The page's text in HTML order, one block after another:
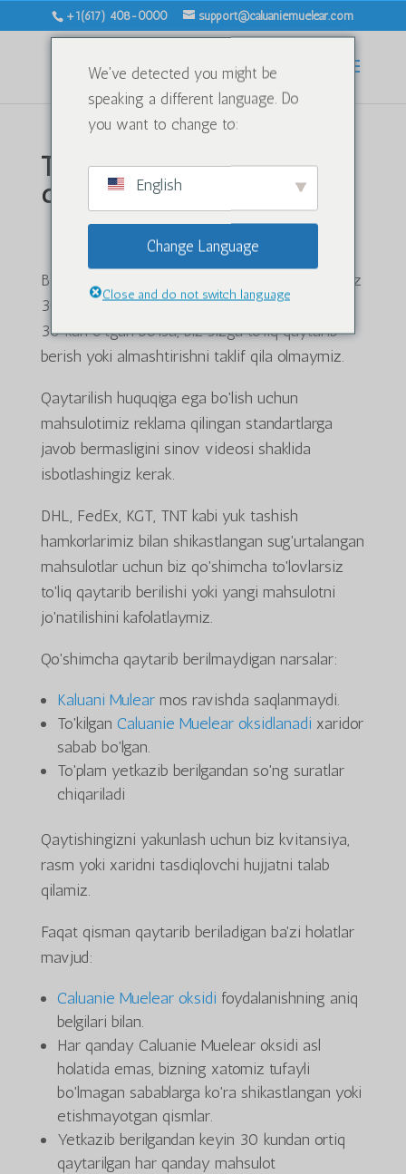
+1(617) 408-0000 support@caluaniemuelear.com
To'lovni qaytarish va
qaytarish siyosati
Umumiy koʻrinish
Bizning pulni qaytarish va qaytarish siyosatimiz
30 kun davom etadi. Agar xaridingizdan keyin
30 kun o'tgan bo'lsa, biz sizga to'liq qaytarib
berish yoki almashtirishni taklif qila olmaymiz.
Qaytarilish huquqiga ega bo'lish uchun
mahsulotimiz reklama qilingan standartlarga
javob bermasligini sinov videosi shaklida
isbotlashingiz kerak.
DHL, FedEx, KGT, TNT kabi yuk tashish
hamkorlarimiz bilan shikastlangan sug'urtalangan
mahsulotlar uchun biz qo'shimcha to'lovlarsiz
to'liq qaytarib berilishi yoki yangi mahsulotni
jo'natilishini kafolatlaymiz.
Qo'shimcha qaytarib berilmaydigan narsalar:
Kaluani Mulearmos ravishda saqlanmaydi.
To'kilgan Caluanie Muelear oksidlanadi xaridor
sabab bo'lgan.
To'plam yetkazib berilgandan so'ng suratlar
chiqariladi
Qaytishingizni yakunlash uchun biz kvitansiya,
rasm yoki xaridni tasdiqlovchi hujjatni talab
qilamiz.
Faqat qisman qaytarib beriladigan ba'zi holatlar
mavjud:
Caluanie Muelear oksidi foydalanishning aniq
belgilari bilan.
Har qanday Caluanie Muelear oksidi asl
holatida emas, bizning xatomiz tufayli
bo'lmagan sabablarga ko'ra shikastlangan yoki
etishmayotgan qismlar.
Yetkazib berilgandan keyin 30 kundan ortiq
qaytarilgan har qanday mahsulot
We've detected you might be
speaking a different language. Do
you want to change to:
English
Change Language
Close and do not switch language